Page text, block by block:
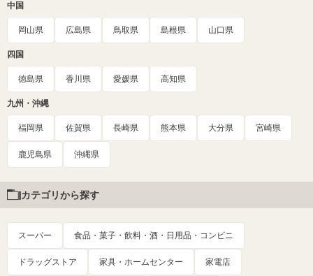
中国
岡山県 広島県 鳥取県 島根県 山口県
四国
徳島県 香川県 愛媛県 高知県
九州・沖縄
福岡県 佐賀県 長崎県 熊本県 大分県 宮崎県
鹿児島県 沖縄県
カテゴリから探す
スーパー 食品・菓子・飲料・酒・日用品・コンビニ
ドラッグストア 家具・ホームセンター 家電店